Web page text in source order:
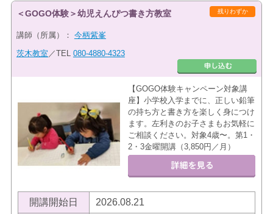
残りわずか
＜GOGO体験＞幼児えんぴつ書き方教室
講師（所属）： 今柄紫峯
茨木教室 ／TEL 080-4880-4323
【GOGO体験キャンペーン対象講
座】小学校入学までに、正しい鉛筆
の持ち方と書き方を楽しく身につけ
ます。左利きのお子さまもお気軽に
ご相談ください。対象4歳〜。第1・
2・3金曜開講（3,850円／月）
開講開始日 2026.08.21